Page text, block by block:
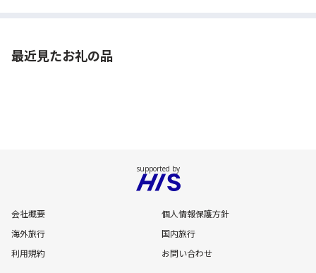
最近見たお礼の品
会社概要
個人情報保護方針
海外旅行
国内旅行
利用規約
お問い合わせ